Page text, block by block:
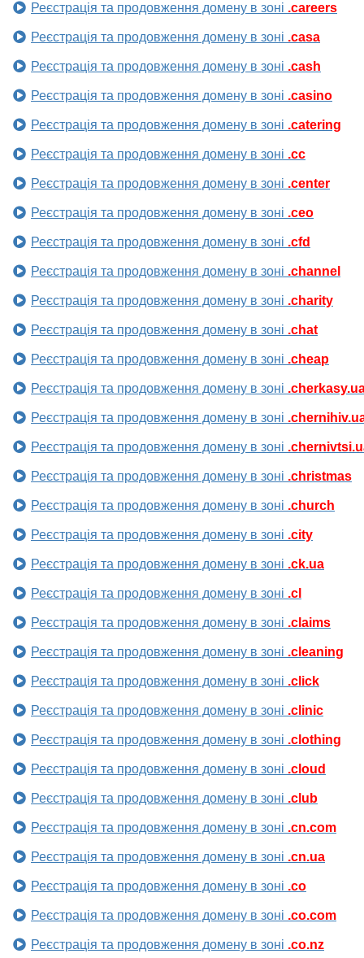
Реєстрація та продовження домену в зоні .careers
Реєстрація та продовження домену в зоні .casa
Реєстрація та продовження домену в зоні .cash
Реєстрація та продовження домену в зоні .casino
Реєстрація та продовження домену в зоні .catering
Реєстрація та продовження домену в зоні .cc
Реєстрація та продовження домену в зоні .center
Реєстрація та продовження домену в зоні .ceo
Реєстрація та продовження домену в зоні .cfd
Реєстрація та продовження домену в зоні .channel
Реєстрація та продовження домену в зоні .charity
Реєстрація та продовження домену в зоні .chat
Реєстрація та продовження домену в зоні .cheap
Реєстрація та продовження домену в зоні
Реєстрація та продовження домену в зоні
Реєстрація та продовження домену в зоні
Реєстрація та продовження домену в зоні .christmas
Реєстрація та продовження домену в зоні .church
Реєстрація та продовження домену в зоні .city
Реєстрація та продовження домену в зоні .ck.ua
Реєстрація та продовження домену в зоні .cl
Реєстрація та продовження домену в зоні .claims
Реєстрація та продовження домену в зоні .cleaning
Реєстрація та продовження домену в зоні .click
Реєстрація та продовження домену в зоні .clinic
Реєстрація та продовження домену в зоні .clothing
Реєстрація та продовження домену в зоні .cloud
Реєстрація та продовження домену в зоні .club
Реєстрація та продовження домену в зоні .cn.com
Реєстрація та продовження домену в зоні .cn.ua
Реєстрація та продовження домену в зоні .co
Реєстрація та продовження домену в зоні .co.com
Реєстрація та продовження домену в зоні .co.nz